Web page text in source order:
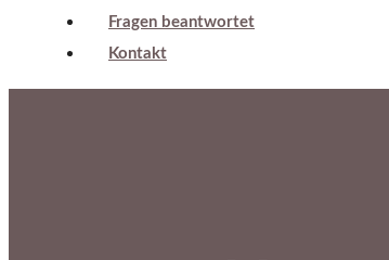
Fragen beantwortet
Kontakt